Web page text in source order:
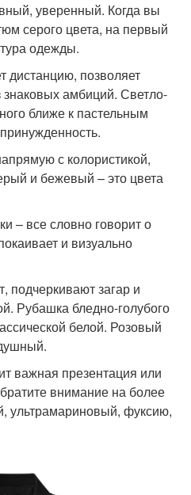
уверенный. Когда вы
серого цвета, на первый
одежды.
дистанцию, позволяет
знаковых амбиций. Светло-
ближе к пастельным
с колористикой,
и бежевый – это цвета
– все словно говорит о
и визуально
подчеркивают загар и
Рубашка бледно-голубого
белой. Розовый
важная презентация или
внимание на более
ультрамариновый, фуксию,